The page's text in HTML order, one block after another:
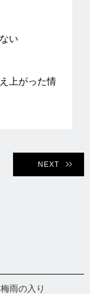
い
上がった情
NEXT
梅雨の入り